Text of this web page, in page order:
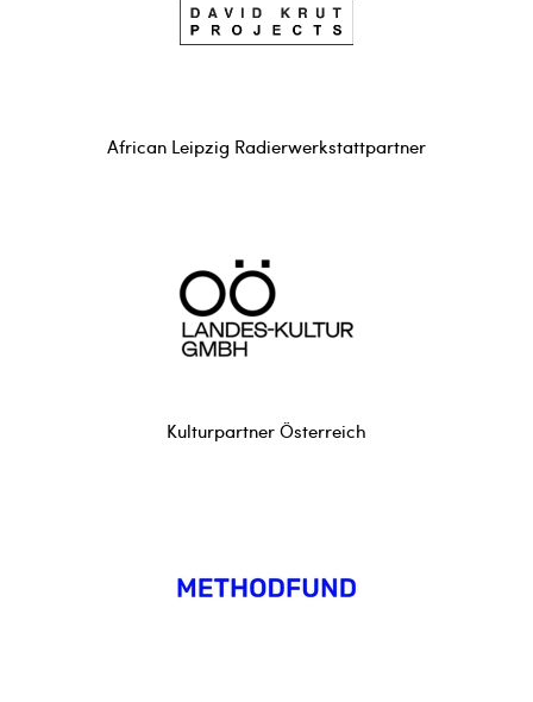
African Leipzig Radierwerkstattpartner
Kulturpartner Österreich